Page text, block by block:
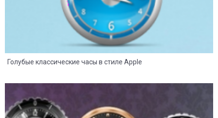
Голубые классические часы в стиле Apple